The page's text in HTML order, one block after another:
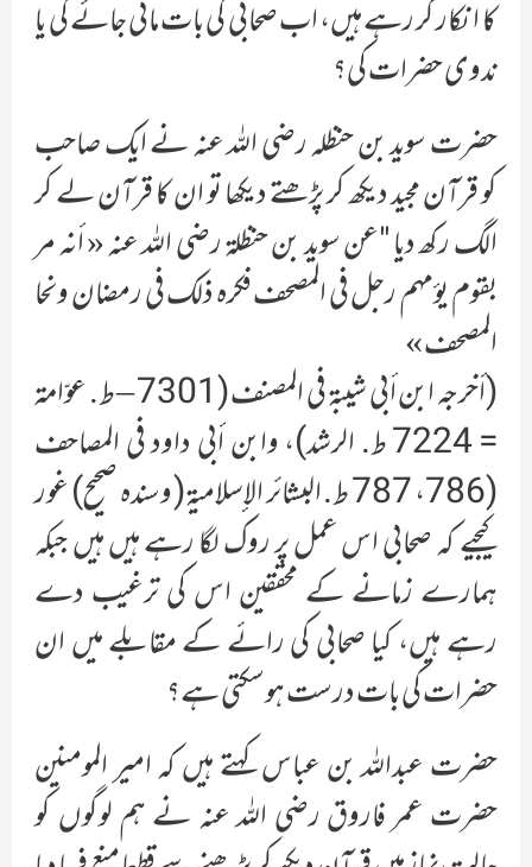
کا انکار کر رہے ہیں، اب صحابی کی بات مانی جائے گی یا
ندوی حضرات کی؟
حضرت سوید بن حنظلہ رضی اللہ عنہ نے ایک صاحب
کو قرآن مجید دیکھ کر پڑھتے دیکھا تو ان کا قرآن لے کر
الگ رکھ دیا "عن سويد بن حنظلة رضي الله عنه « أنه مر
بقوم يؤمهم رجل في المصحف فكره ذلك في رمضان ونحا
المصحف »
(أخرجه ابن أبي شيبة في المصنف (7301 – ط. عوّامة
= 7224 ط. الرشد)، وابن أبي داود في المصاحف
(786، 787 ط. البشائر الإسلامية( وسنده صحيح) غور
کیجیے کہ صحابی اس عمل پر روک لگا رہے ہیں ہیں جبکہ
ہمارے زمانے کے محققین اس کی ترغیب دے
رہے ہیں، کیا صحابی کی رائے کے مقابلے میں ان
حضرات کی بات درست ہوسکتی ہے؟
حضرت عبداللہ بن عباس کہتے ہیں کہ امیر المومنین
حضرت عمر فاروق رضی اللہ عنہ نے ہم لوگوں کو